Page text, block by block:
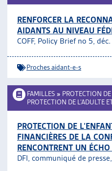
RENFORCER LA
AIDANTS AU NIVEAU
COFF, Policy Brief no 5,
Proches aidant-e-s
FAMILLES » PROTECTION
PROTECTION DE L’ADULTE
PROTECTION DE
FINANCIÈRES DE LA
RENCONTRENT UN
DFI, communiqué de